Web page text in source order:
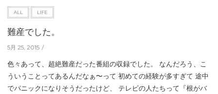
ALL LIFE
難産でした。
5月 25, 2015
色々あって、超絶難産だった番組の収録でした。 なんだろう、こ
ういうことってあるんだなぁ〜って 初めての経験が多すぎて 途中
でパニックになりそうだったけど、 テレビの人たちって『根がバ